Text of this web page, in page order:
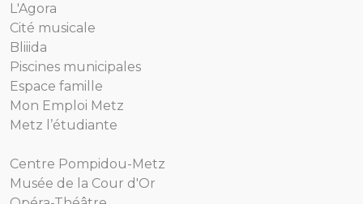
L'Agora
Cité musicale
Bliiida
Piscines municipales
Espace famille
Mon Emploi Metz
Metz l’étudiante
Centre Pompidou-Metz
Musée de la Cour d'Or